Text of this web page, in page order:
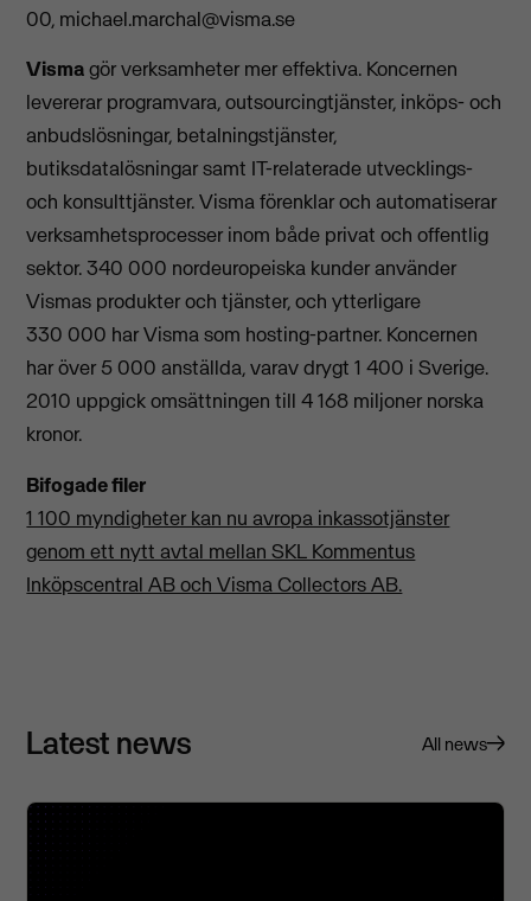
00, michael.marchal@visma.se
Vismagör verksamheter mer effektiva. Koncernen
levererar programvara, outsourcingtjänster, inköps- och
anbudslösningar, betalningstjänster,
butiksdatalösningar samt IT-relaterade utvecklings-
och konsulttjänster. Visma förenklar och automatiserar
verksamhetsprocesser inom både privat och offentlig
sektor. 340 000 nordeuropeiska kunder använder
Vismas produkter och tjänster, och ytterligare
330 000 har Visma som hosting-partner. Koncernen
har över 5 000 anställda, varav drygt 1 400 i Sverige.
2010 uppgick omsättningen till 4 168 miljoner norska
kronor.
Bifogade filer
1 100 myndigheter kan nu avropa inkassotjänster
genom ett nytt avtal mellan SKL Kommentus
Inköpscentral AB och Visma Collectors AB.
Latest news All news